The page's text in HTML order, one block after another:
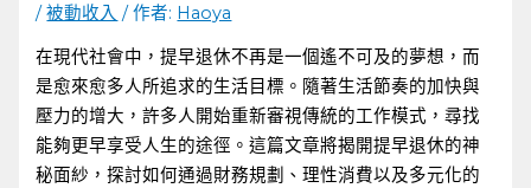
/被動收入 / 作者: Haoya
在現代社會中，提早退休不再是一個遙不可及的夢想，而
是愈來愈多人所追求的生活目標。隨著生活節奏的加快與
壓力的增大，許多人開始重新審視傳統的工作模式，尋找
能夠更早享受人生的途徑。這篇文章將揭開提早退休的神
秘面紗，探討如何通過財務規劃、理性消費以及多元化的